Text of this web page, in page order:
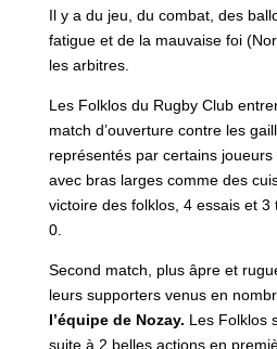
Il y a du jeu, du combat, des
fatigue et de la mauvaise foi
les arbitres.
Les Folklos du Rugby Club
match d’ouverture contre les
représentés par certains
avec bras larges comme des
victoire des folklos, 4 essais et 3
0.
Second match, plus âpre et
leurs supporters venus en
l’équipe de Nozay. Les Folklos
suite à 2 belles actions en